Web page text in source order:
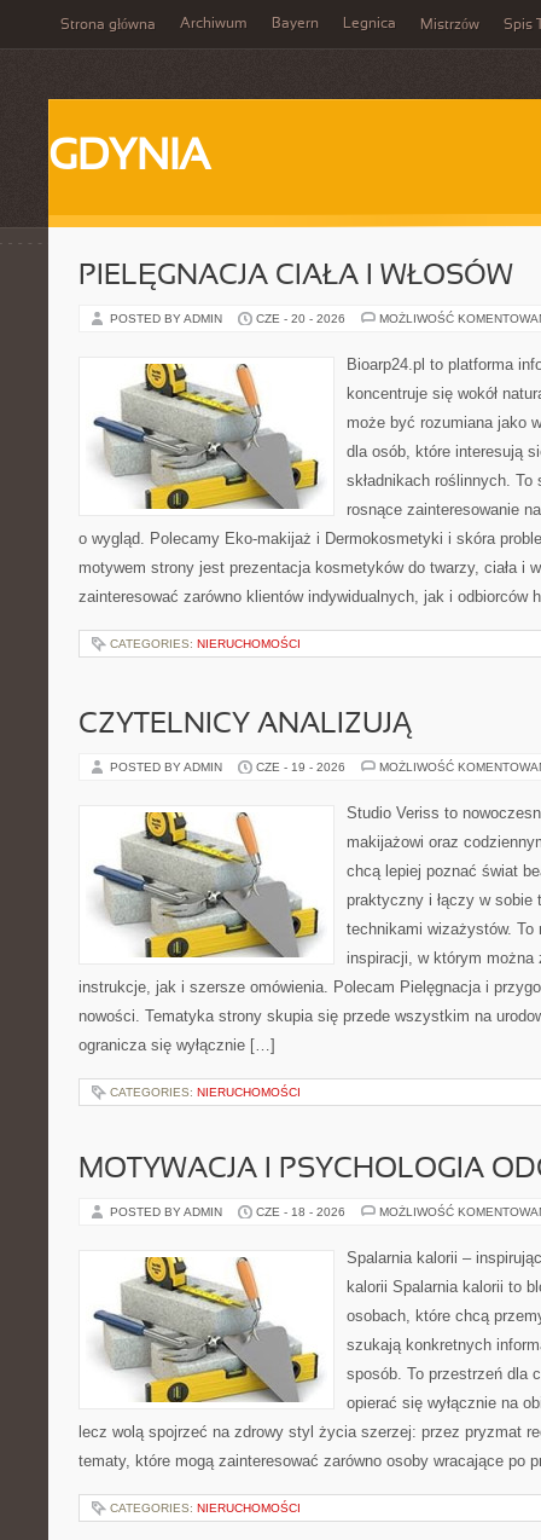
Strona główna Archiwum Bayern Legnica Mistrzów Spis
GDYNIA
PIELĘGNACJA CIAŁA I WŁOSÓW
POSTED BY ADMIN CZE - 20 - 2026 MOŻLIWOŚĆ
Bioarp24.pl to platforma
koncentruje się wokół
może być rozumiana jako
dla osób, które interesują
składnikach roślinnych.
rosnące zainteresowanie
o wygląd. Polecamy Eko-makijaż i Dermokosmetyki i skóra
motywem strony jest prezentacja kosmetyków do twarzy, ciała i
zainteresować zarówno klientów indywidualnych, jak i
CATEGORIES: NIERUCHOMOŚCI
CZYTELNICY ANALIZUJĄ
POSTED BY ADMIN CZE - 19 - 2026 MOŻLIWOŚĆ
Studio Veriss to
makijażowi oraz
chcą lepiej poznać świat
praktyczny i łączy w sobie
technikami wizażystów. To
inspiracji, w którym można
instrukcje, jak i szersze omówienia. Polecam Pielęgnacja i
nowości. Tematyka strony skupia się przede wszystkim na
ogranicza się wyłącznie […]
CATEGORIES: NIERUCHOMOŚCI
MOTYWACJA I PSYCHOLOGIA
POSTED BY ADMIN CZE - 18 - 2026 MOŻLIWOŚĆ
Spalarnia kalorii –
kalorii Spalarnia kalorii to
osobach, które chcą
szukają konkretnych
sposób. To przestrzeń dla
opierać się wyłącznie na
lecz wolą spojrzeć na zdrowy styl życia szerzej: przez pryzmat
tematy, które mogą zainteresować zarówno osoby wracające po
CATEGORIES: NIERUCHOMOŚCI